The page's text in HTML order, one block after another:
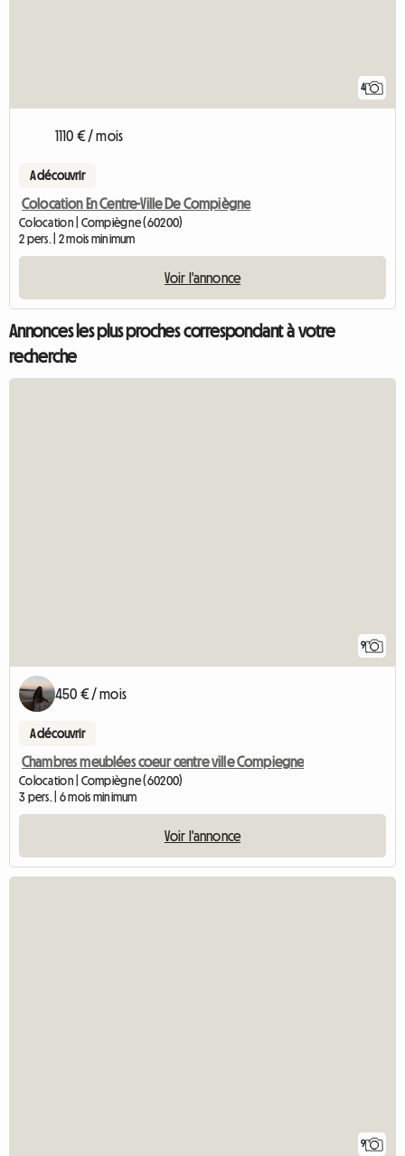
4
1110 € / mois
A découvrir
Colocation En Centre-Ville De Compiègne
Colocation | Compiègne (60200)
2 pers. | 2 mois minimum
Voir l'annonce
Annonces les plus proches correspondant à votre
recherche
9
450 € / mois
A découvrir
Chambres meublées coeur centre ville Compiegne
Colocation | Compiègne (60200)
3 pers. | 6 mois minimum
Voir l'annonce
9